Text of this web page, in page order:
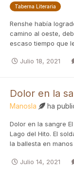
Taberna Literaria
Renshe había
camino al oeste,
escaso tiempo que
Julio 18, 2021
Dolor en la
Manosla ha
Dolor en la sangre
Lago del Hito. El
la ballesta en
Julio 14, 2021